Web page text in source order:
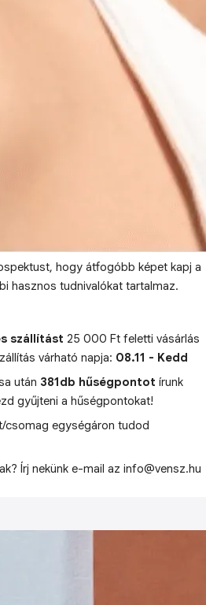
hogy átfogóbb képet kapj a
hasznos tudnivalókat tartalmaz.
szállítást 25 000 Ft feletti vásárlás
várható napja: 08.11 - Kedd
után 381db hűségpontot írunk
gyűjteni a hűségpontokat!
csomag egységáron tudod
Írj nekünk e-mail az info@vensz.hu